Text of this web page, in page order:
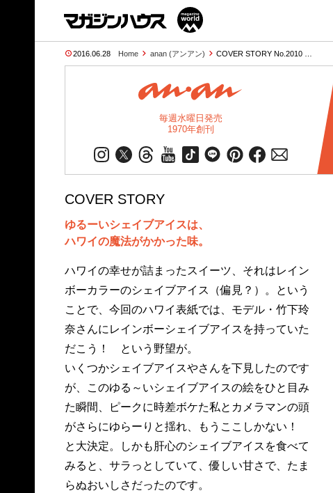
2016.06.28 Home anan (アンアン) COVER STORY No.2010 …
毎週水曜日発売
1970年創刊
COVER STORY
ゆるーいシェイブアイスは、
ハワイの魔法がかかった味。
ハワイの幸せが詰まったスイーツ、それはレイン
ボーカラーのシェイブアイス（偏見？）。という
ことで、今回のハワイ表紙では、モデル・竹下玲
奈さんにレインボーシェイブアイスを持っていた
だこう！ という野望が。
いくつかシェイブアイスやさんを下見したのです
が、このゆる～いシェイブアイスの絵をひと目み
た瞬間、ピークに時差ボケた私とカメラマンの頭
がさらにゆらーりと揺れ、もうここしかない！
と大決定。しかも肝心のシェイブアイスを食べて
みると、サラっとしていて、優しい甘さで、たま
らぬおいしさだったのです。